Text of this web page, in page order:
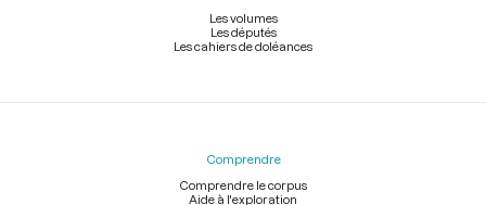
Les volumes
Les députés
Les cahiers de doléances
Comprendre
Comprendre le corpus
Aide à l'exploration